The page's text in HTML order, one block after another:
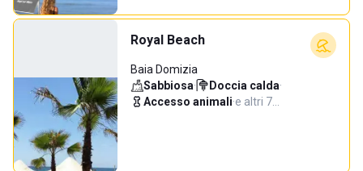
Royal Beach
Baia Domizia
Sabbiosa· Doccia calda·
Accesso animali·e altri 7…